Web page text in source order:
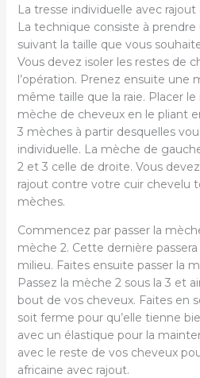
La tresse individuelle avec
La technique consiste à
suivant la taille que vous
Vous devez isoler les restes de
l’opération. Prenez ensuite une
même taille que la raie. Placer
mèche de cheveux en le pliant
3 mèches à partir desquelles
individuelle. La mèche de
2 et 3 celle de droite. Vous
rajout contre votre cuir chevelu
mèches.
Commencez par passer la
mèche 2. Cette dernière
milieu. Faites ensuite passer la
Passez la mèche 2 sous la 3 et
bout de vos cheveux. Faites en
soit ferme pour qu’elle tienne
avec un élastique pour la
avec le reste de vos cheveux
africaine avec rajout.